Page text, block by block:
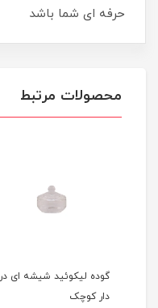
حرفه ای شما باشد
محصولات مرتبط
گوده لیکوئید شیشه ای در
دار کوچک